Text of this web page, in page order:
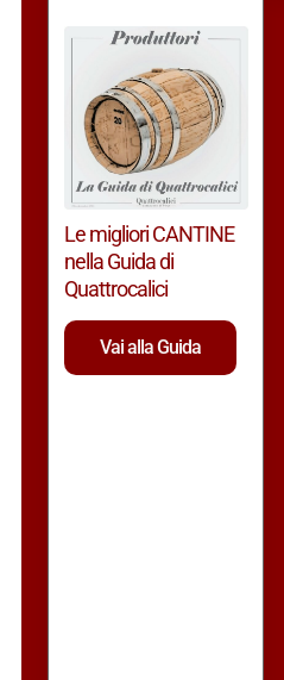
Le migliori CANTINE
nella Guida di
Quattrocalici
Vai alla Guida